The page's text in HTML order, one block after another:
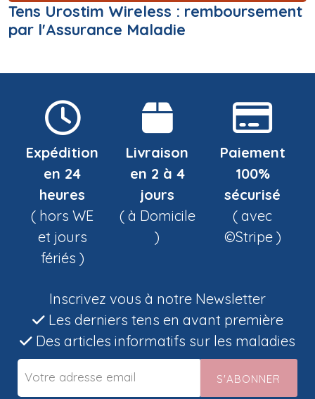
Tens Urostim Wireless : remboursement
par l'Assurance Maladie
Expédition
en 24
heures
( hors WE
et jours
fériés )
Livraison
en 2 à 4
jours
( à Domicile
)
Paiement
100%
sécurisé
( avec
©Stripe )
Inscrivez vous à notre Newsletter
Les derniers tens en avant première
Des articles informatifs sur les maladies
S'ABONNER